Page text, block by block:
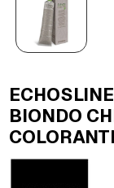
BIONDO